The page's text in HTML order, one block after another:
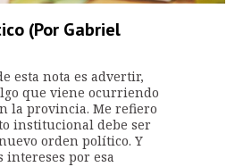
(Por Gabriel
esta nota es advertir,
que viene ocurriendo
la provincia. Me refiero
institucional debe ser
orden político. Y
intereses por esa